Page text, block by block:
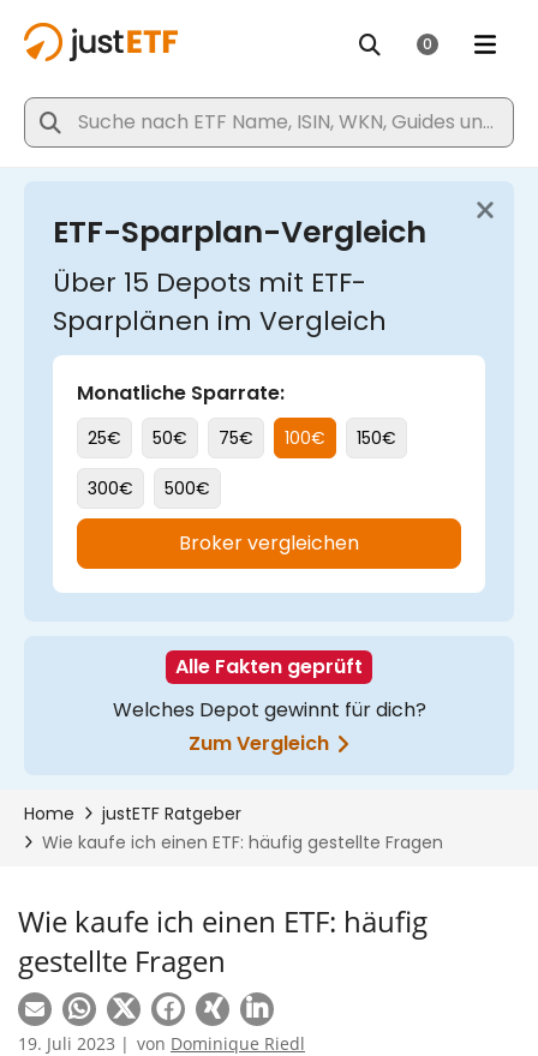
Wie kaufe ich einen ETF: häufig
gestellte Fragen
19. Juli 2023 | von Dominique Riedl